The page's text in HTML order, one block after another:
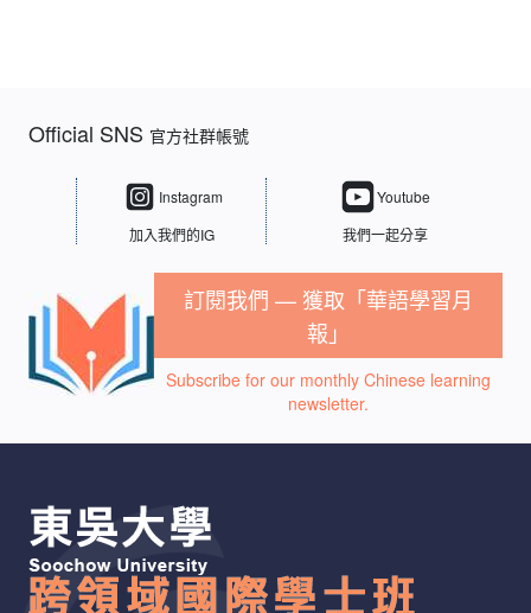
Official SNS 官方社群帳號
Instagram
加入我們的IG
Youtube
我們一起分享
訂閱我們 — 獲取「華語學習月
報」
Subscribe for our monthly Chinese learning
newsletter.